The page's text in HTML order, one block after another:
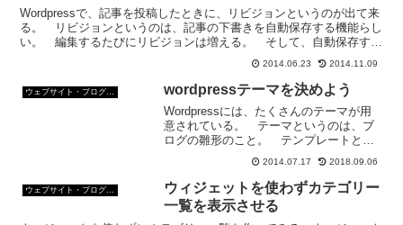
Wordpressで、記事を投稿したときに、リビジョンというのが出て来
る。 リビジョンというのは、記事の下書きを自動保存する機能らし
い。 編集するたびにリビジョンは増える。 そして、自動保存する
のでさらに増える。 便利な機能だが、問題もある...
2014.06.23 2014.11.09
ウェブサイト・ブログ作成 wordpressテーマを決めよう
Wordpressには、たくさんのテーマが用
意されている。 テーマというのは、ブ
ログの雛形のこと。 テンプレートとか
スキンとか呼ぶブログサービスもある。
デフォルトテーマTwenty Fourteen デフ
ォルトのままだと、Twenty Fo...
2014.07.17 2018.09.06
ウェブサイト・ブログ作成
ウィジェットを使わずカテゴリー
一覧を表示させる